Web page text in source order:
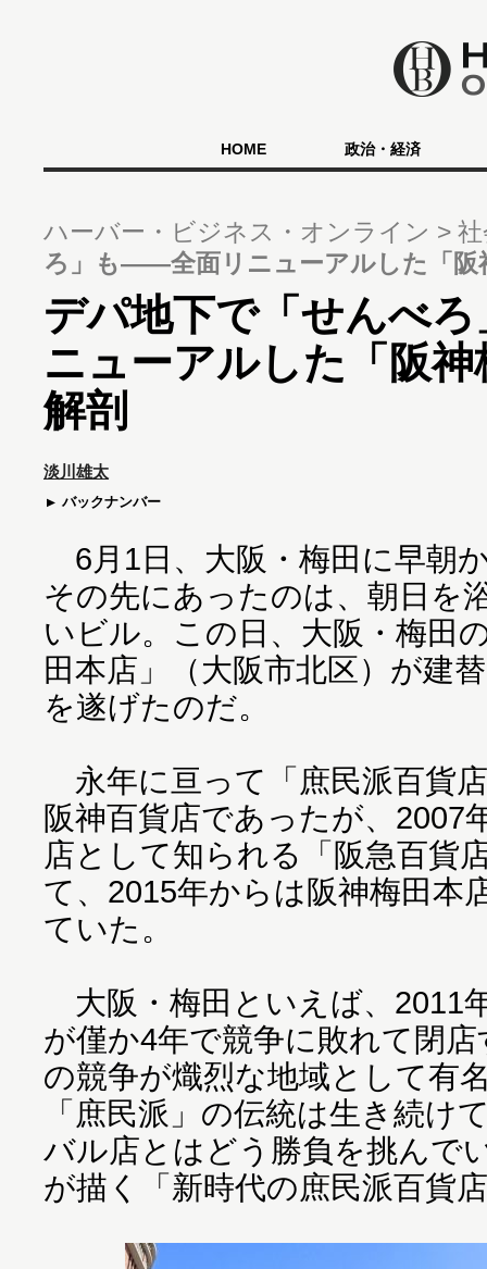
HOME 政治・経済
ハーバー・ビジネス・オンライン
ろ」も――全面リニューアルした「阪
デパ地下で「せんべ
ニューアルした「阪
解剖
淡川雄太
バックナンバー
6月1日、大阪・梅田に早朝
その先にあったのは、朝日を
いビル。この日、大阪・梅田
田本店」（大阪市北区）が建
を遂げたのだ。
永年に亘って「庶民派百貨
阪神百貨店であったが、2007
店として知られる「阪急百貨
て、2015年からは阪神梅田本
ていた。
大阪・梅田といえば、2011
が僅か4年で競争に敗れて閉
の競争が熾烈な地域として有
「庶民派」の伝統は生き続け
バル店とはどう勝負を挑ん
が描く「新時代の庶民派百貨